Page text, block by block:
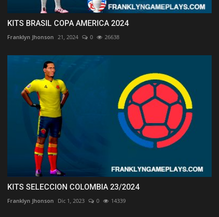
KITS BRASIL COPA AMERICA 2024
Franklyn Jhonson 21, 2024 0 26638
KITS SELECCION COLOMBIA 23/2024
Franklyn Jhonson Dic 1, 2023 0 14339